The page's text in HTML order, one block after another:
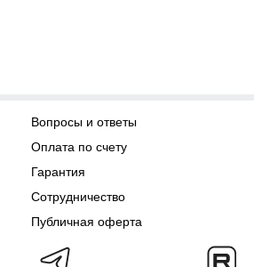
Вопросы и ответы
Оплата по счету
Гарантия
Сотрудничество
Публичная оферта